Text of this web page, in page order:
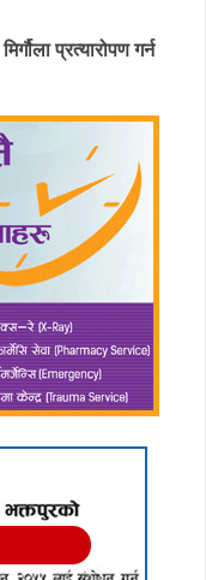
प्रत्यारोपण गर्न